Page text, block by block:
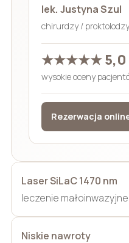
lek. Justyna Szul
chirurdzy / proktolodzy
★★★★★ 5,0
wysokie oceny
Rezerwacja
Laser SiLaC 1470 nm
leczenie
Niskie nawroty